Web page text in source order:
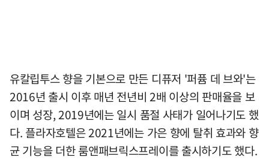
유칼립투스 향을 기본으로 만든 디퓨저 '퍼퓸 데 브와'는
2016년 출시 이후 매년 전년비 2배 이상의 판매율을 보
이며 성장, 2019년에는 일시 품절 사태가 일어나기도 했
다. 플라자호텔은 2021년에는 가은 향에 탈취 효과와 향
균 기능을 더한 룸앤패브릭스프레이를 출시하기도 했다.